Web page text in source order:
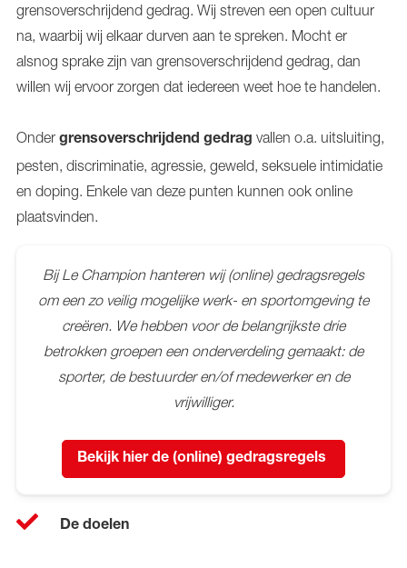
grensoverschrijdend gedrag. Wij streven een open cultuur
na, waarbij wij elkaar durven aan te spreken. Mocht er
alsnog sprake zijn van grensoverschrijdend gedrag, dan
willen wij ervoor zorgen dat iedereen weet hoe te handelen.
Onder grensoverschrijdend gedrag vallen o.a. uitsluiting,
pesten, discriminatie, agressie, geweld, seksuele intimidatie
en doping. Enkele van deze punten kunnen ook online
plaatsvinden.
Bij Le Champion hanteren wij (online) gedragsregels
om een zo veilig mogelijke werk- en sportomgeving te
creëren. We hebben voor de belangrijkste drie
betrokken groepen een onderverdeling gemaakt: de
sporter, de bestuurder en/of medewerker en de
vrijwilliger.
Bekijk hier de (online) gedragsregels
De doelen